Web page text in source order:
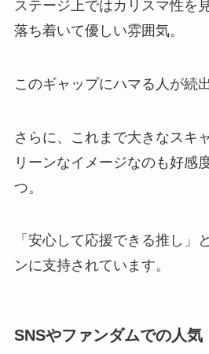
ステージ上ではカリスマ性を
落ち着いて優しい雰囲気。
このギャップにハマる人が続
さらに、これまで大きなスキ
リーンなイメージなのも好感
つ。
「安心して応援できる推し」
ンに支持されています。
SNSやファンダムでの人気